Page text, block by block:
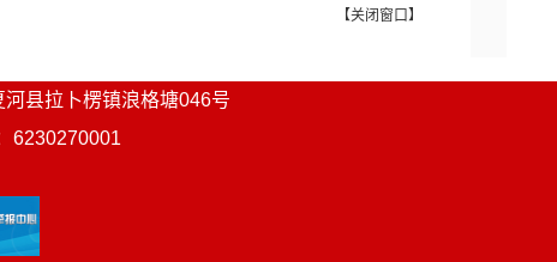
【关闭窗口】
河县拉卜楞镇浪格塘046号
6230270001